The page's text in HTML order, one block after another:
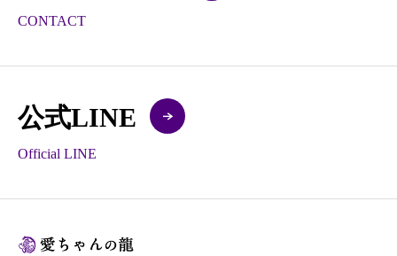
CONTACT
公式LINE
Official LINE